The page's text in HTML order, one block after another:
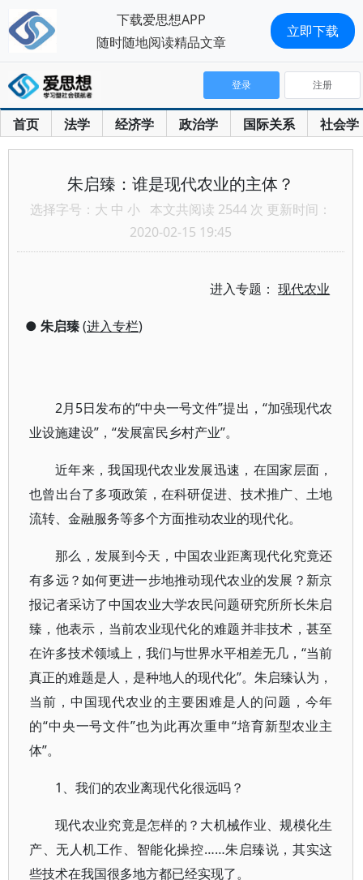
首页 法学 经济学 政治学 国际关系 社会学
登录 注册
朱启臻：谁是现代农业的主体？
选择字号： 大 中 小 本文共阅读 2544 次 更新时间：
2020-02-15 19:45
进入专题：现代农业
● 朱启臻(进入专栏)
2月5日发布的“中央一号文件”提出，“加强现代农
业设施建设”，“发展富民乡村产业”。
近年来，我国现代农业发展迅速，在国家层面，
也曾出台了多项政策，在科研促进、技术推广、土地
流转、金融服务等多个方面推动农业的现代化。
那么，发展到今天，中国农业距离现代化究竟还
有多远？如何更进一步地推动现代农业的发展？新京
报记者采访了中国农业大学农民问题研究所所长朱启
臻，他表示，当前农业现代化的难题并非技术，甚至
在许多技术领域上，我们与世界水平相差无几，“当前
真正的难题是人，是种地人的现代化”。朱启臻认为，
当前，中国现代农业的主要困难是人的问题，今年
的“中央一号文件”也为此再次重申“培育新型农业主
体”。
1、我们的农业离现代化很远吗？
现代农业究竟是怎样的？大机械作业、规模化生
产、无人机工作、智能化操控……朱启臻说，其实这
些技术在我国很多地方都已经实现了。
下载爱思想APP
随时随地阅读精品文章
立即下载